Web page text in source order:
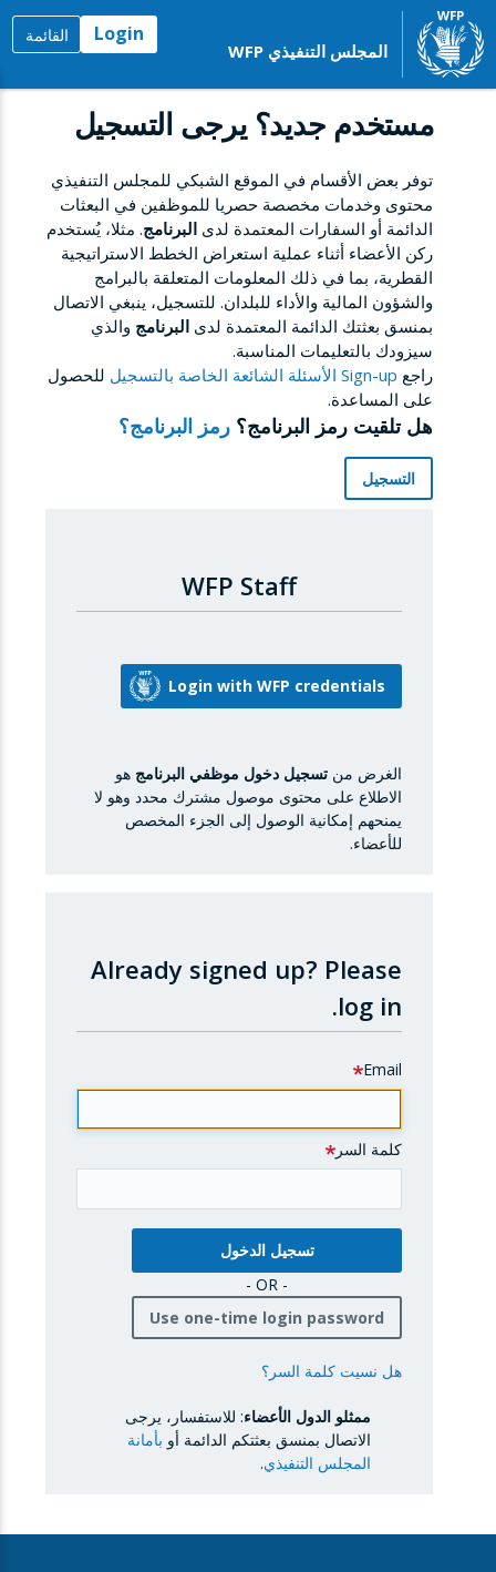
المجلس التنفيذي WFP
Login القائمة
مستخدم جديد؟ يرجى التسجيل
توفر بعض الأقسام في الموقع الشبكي للمجلس التنفيذي
محتوى وخدمات مخصصة حصريا للموظفين في البعثات
الدائمة أو السفارات المعتمدة لدى البرنامج. مثلا، يُستخدم
ركن الأعضاء أثناء عملية استعراض الخطط الاستراتيجية
القطرية، بما في ذلك المعلومات المتعلقة بالبرامج
والشؤون المالية والأداء للبلدان. للتسجيل، ينبغي الاتصال
بمنسق بعثتك الدائمة المعتمدة لدى البرنامج والذي
سيزودك بالتعليمات المناسبة.
راجع Sign-up الأسئلة الشائعة الخاصة بالتسجيل
للحصول
على المساعدة.
هل تلقيت رمز البرنامج؟ رمز البرنامج؟
التسجيل
WFP Staff
الغرض من تسجيل دخول موظفي البرنامج هو
الاطلاع على محتوى موصول مشترك محدد وهو لا
يمنحهم إمكانية الوصول إلى الجزء المخصص
للأعضاء.
Already signed up? Please
log in.
Email
كلمة السر
- OR -
Use one-time login password
هل نسيت كلمة السر؟
ممثلو الدول الأعضاء: للاستفسار، يرجى
الاتصال بمنسق بعثتكم الدائمة أو بأمانة
المجلس التنفيذي.